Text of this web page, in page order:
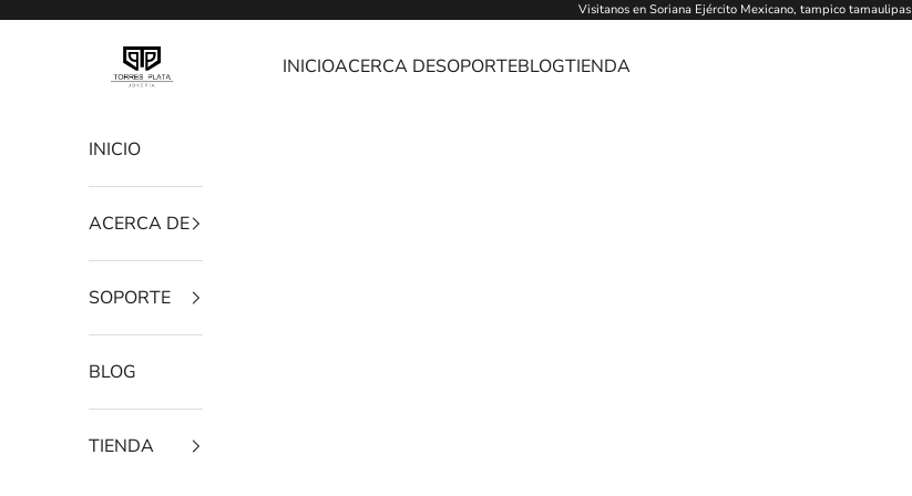
Visitanos en Soriana Ejército Mexicano, tampico tamaulipas
Joyería Torres Plata INICIOACERCA DESOPORTEBLOGTIENDA
INICIO
ACERCA DE
SOPORTE
BLOG
TIENDA